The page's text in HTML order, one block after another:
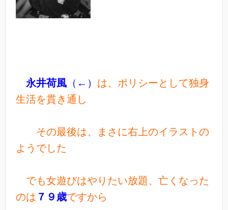
永井荷風 （←） は、ポリシーとして独身
生活を貫き通し
その最後は、まさに右上のイラストの
ようでした
でも女遊びはやりたい放題、 亡くなった
のは ７９歳ですから